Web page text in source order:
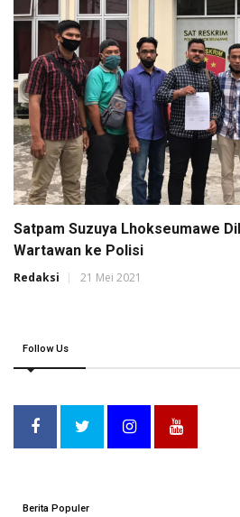
Satpam Suzuya Lhokseumawe
Wartawan ke Polisi
Redaksi 21 Mei 2021
Follow Us
Berita Populer